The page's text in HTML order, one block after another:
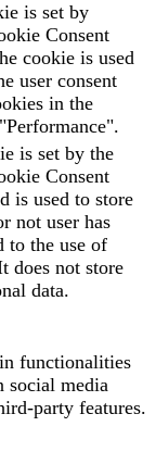
is set by
Consent
cookie is used
user consent
in the
is set by the
Consent
is used to store
not user has
to the use of
does not store
data.
functionalities
social media
party features.